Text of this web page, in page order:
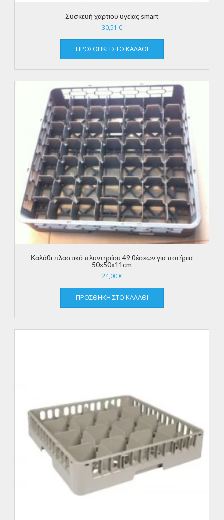
Συσκευή χαρτιού υγείας smart
30,51 €
ΠΡΟΣΘΉΚΗ ΣΤΟ ΚΑΛΆΘΙ
Καλάθι πλαστικό πλυντηρίου 49 θέσεων για ποτήρια
50x50x11cm
24,00€
ΠΡΟΣΘΉΚΗ ΣΤΟ ΚΑΛΆΘΙ